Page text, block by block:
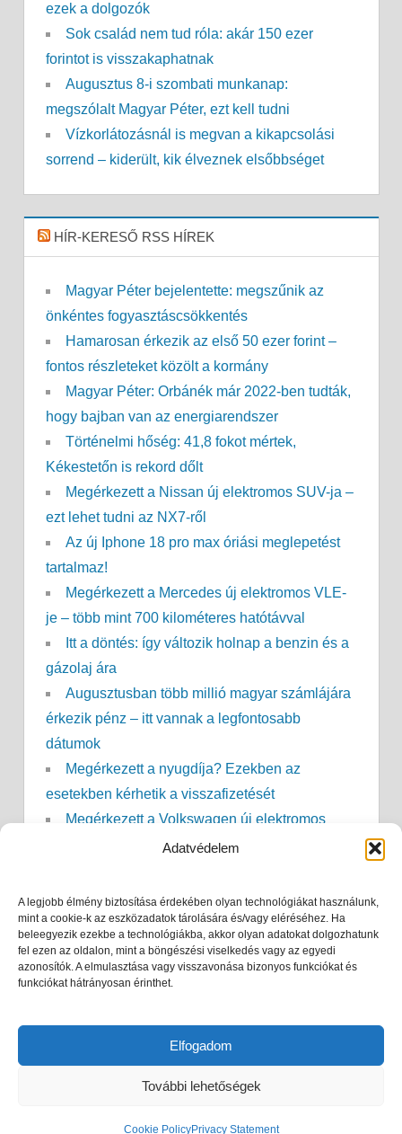
Adatvédelem
A legjobb élmény biztosítása érdekében olyan technológiákat használunk,
mint a cookie-k az eszközadatok tárolására és/vagy eléréséhez. Ha
beleegyezik ezekbe a technológiákba, akkor olyan adatokat dolgozhatunk
fel ezen az oldalon, mint a böngészési viselkedés vagy az egyedi
azonosítók. A elmulasztása vagy visszavonása bizonyos funkciókat és
funkciókat hátrányosan érinthet.
Elfogadom
További lehetőségek
Cookie PolicyPrivacy Statement
ezek a dolgozók
Sok család nem tud róla: akár 150 ezer
forintot is visszakaphatnak
Augusztus 8-i szombati munkanap:
megszólalt Magyar Péter, ezt kell tudni
Vízkorlátozásnál is megvan a kikapcsolási
sorrend – kiderült, kik élveznek elsőbbséget
HÍR-KERESŐ RSS HÍREK
Magyar Péter bejelentette: megszűnik az
önkéntes fogyasztáscsökkentés
Hamarosan érkezik az első 50 ezer forint –
fontos részleteket közölt a kormány
Magyar Péter: Orbánék már 2022-ben tudták,
hogy bajban van az energiarendszer
Történelmi hőség: 41,8 fokot mértek,
Kékestetőn is rekord dőlt
Megérkezett a Nissan új elektromos SUV-ja –
ezt lehet tudni az NX7-ről
Az új Iphone 18 pro max óriási meglepetést
tartalmaz!
Megérkezett a Mercedes új elektromos VLE-
je – több mint 700 kilométeres hatótávval
Itt a döntés: így változik holnap a benzin és a
gázolaj ára
Augusztusban több millió magyar számlájára
érkezik pénz – itt vannak a legfontosabb
dátumok
Megérkezett a nyugdíja? Ezekben az
esetekben kérhetik a visszafizetését
Megérkezett a Volkswagen új elektromos
SUV-ja – akár 437 kilométeres hatótávval
Érkezik a Ford új elektromos pickupja – 2027-
ben indulhat a gyártás
Szociális tűzifa 2026: megduplázza a
kormány a támogatást és a keretösszeget